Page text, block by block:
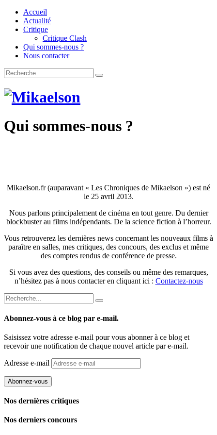
Accueil
Actualité
Critique
Critique Clash
Qui sommes-nous ?
Nous contacter
Qui sommes-nous ?
Mikaelson.fr (auparavant « Les Chroniques de Mikaelson ») est né
le 25 avril 2013.
Nous parlons principalement de cinéma en tout genre. Du dernier
blockbuster au films indépendants. De la science fiction à l’horreur.
Vous retrouverez les dernières news concernant les nouveaux films à
paraître en salles, mes critiques, des concours, des exclus et même
des comptes rendus de conférence de presse.
Si vous avez des questions, des conseils ou même des remarques,
n’hésitez pas à nous contacter en cliquant ici : Contactez-nous
Abonnez-vous à ce blog par e-mail.
Saisissez votre adresse e-mail pour vous abonner à ce blog et
recevoir une notification de chaque nouvel article par e-mail.
Adresse e-mail
Abonnez-vous
Nos dernières critiques
Nos derniers concours